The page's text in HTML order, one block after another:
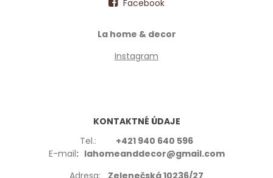
Facebook
La home & decor
Instagram
KONTAKTNÉ ÚDAJE
Tel.: +421 940 640 596
E-mail: lahomeanddecor@gmail.com